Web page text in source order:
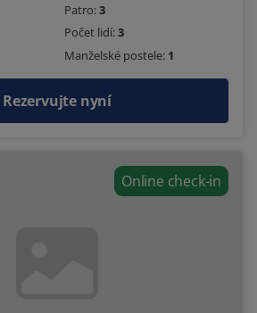
Patro:3
Počet lidí:3
Manželské postele: 1
Rezervujte nyní
Online check-in